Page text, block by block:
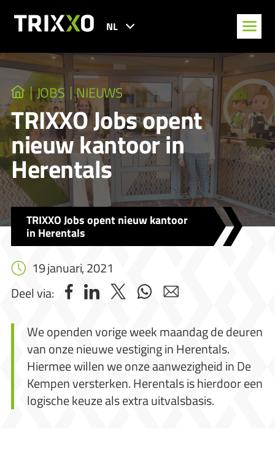
NL
JOBS NIEUWS
TRIXXO Jobs opent
nieuw kantoor in
Herentals
TRIXXO Jobs opent nieuw kantoor
in Herentals
19 januari, 2021
Deel via:
We openden vorige week maandag de deuren
van onze nieuwe vestiging in Herentals.
Hiermee willen we onze aanwezigheid in De
Kempen versterken. Herentals is hierdoor een
logische keuze als extra uitvalsbasis.